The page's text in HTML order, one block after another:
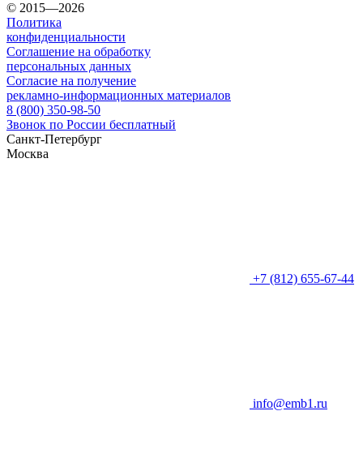
© 2015—2026
Политика
конфиденциальности
Соглашение на обработку
персональных данных
Согласие на получение
рекламно-информационных материалов
8 (800) 350-98-50
Звонок по России бесплатный
Санкт-Петербург
Москва
+7 (812) 655-67-44
info@emb1.ru